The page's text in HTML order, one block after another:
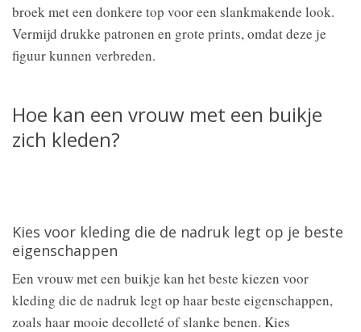
broek met een donkere top voor een slankmakende look.
Vermijd drukke patronen en grote prints, omdat deze je
figuur kunnen verbreden.
Hoe kan een vrouw met een buikje
zich kleden?
Kies voor kleding die de nadruk legt op je beste
eigenschappen
Een vrouw met een buikje kan het beste kiezen voor
kleding die de nadruk legt op haar beste eigenschappen,
zoals haar mooie decolleté of slanke benen. Kies